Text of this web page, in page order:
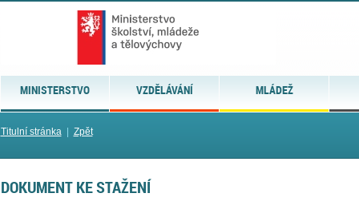
MINISTERSTVO VZDĚLÁVÁNÍ MLÁDEŽ
Titulní stránka| Zpět
DOKUMENT KE STAŽENÍ